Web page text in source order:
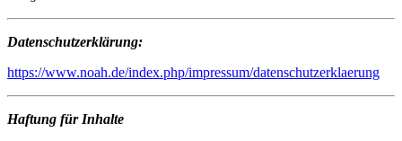
Datenschutzerklärung:
https://www.noah.de/index.php/impressum/datenschutzerklaerung
Haftung für Inhalte